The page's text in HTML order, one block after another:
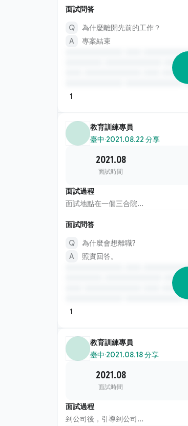
面試問答
為什麼離開先前的工作？
專案結束
1
教育訓練專員
臺中·2021.08.22 分享
2021.08
面試時間
面試過程
面試地點在一個三合院...
面試問答
為什麼會想離職?
照實回答。
1
教育訓練專員
臺中·2021.08.18 分享
2021.08
面試時間
面試過程
到公司後，引導到公司...